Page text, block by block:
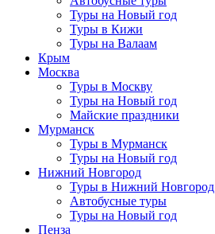
Туры на Новый год
Туры в Кижи
Туры на Валаам
Крым
Москва
Туры в Москву
Туры на Новый год
Майские праздники
Мурманск
Туры в Мурманск
Туры на Новый год
Нижний Новгород
Туры в Нижний Новгород
Автобусные туры
Туры на Новый год
Пенза